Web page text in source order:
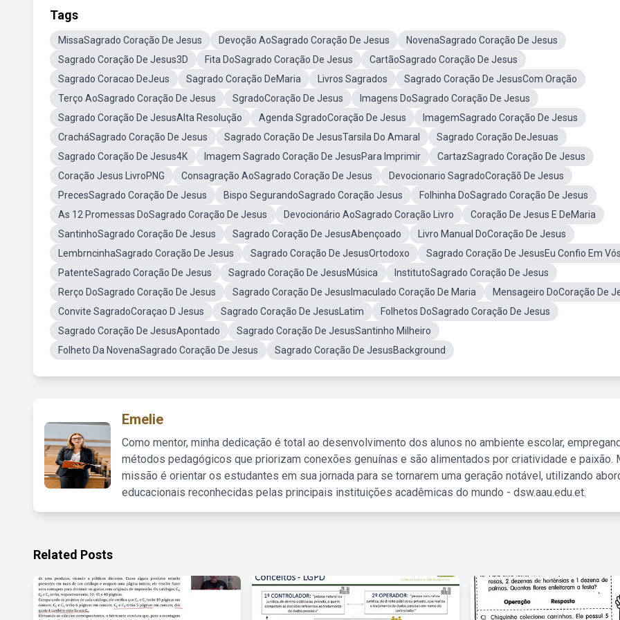
Tags
MissaSagrado Coração De Jesus Devoção AoSagrado Coração De Jesus
NovenaSagrado Coração De Jesus
Sagrado Coração De Jesus3D
Fita DoSagrado Coração De Jesus
CartãoSagrado Coração De Jesus
Sagrado Coracao DeJeus
Sagrado Coração DeMaria Livros Sagrados
Sagrado Coração De JesusCom Oração
Terço AoSagrado Coração De Jesus
SgradoCoração De Jesus
Imagens DoSagrado Coração De Jesus
Sagrado Coração De JesusAlta Resolução
Agenda SgradoCoração De Jesus
ImagemSagrado Coração De Jesus
CracháSagrado Coração De Jesus
Sagrado Coração De JesusTarsila Do Amaral
Sagrado Coração DeJesuas
Sagrado Coração De Jesus4K
Imagem Sagrado Coração De JesusPara Imprimir
CartazSagrado Coração De Jesus
Coração Jesus LivroPNG
Consagração AoSagrado Coração De Jesus
Devocionario SagradoCoraçãõ De Jesus
PrecesSagrado Coração De Jesus
Bispo SegurandoSagrado Coração Jesus
Folhinha DoSagrado Coração De Jesus
As 12 Promessas DoSagrado Coração De Jesus
Devocionário AoSagrado Coração Livro
Coração De Jesus E DeMaria
SantinhoSagrado Coração De Jesus
Sagrado Coração De JesusAbençoado
Livro Manual DoCoração De Jesus
LembrncinhaSagrado Coração De Jesus
Sagrado Coração De JesusOrtodoxo
Sagrado Coração De JesusEu Confio Em Vós
PatenteSagrado Coração De Jesus
Sagrado Coração De JesusMúsica
InstitutoSagrado Coração De Jesus
Rerço DoSagrado Coração De Jesus
Sagrado Coração De JesusImaculado Coração De Maria
Mensageiro DoCoração De
Convite SagradoCoraçao D Jesus
Sagrado Coração De JesusLatim
Folhetos DoSagrado Coração De Jesus
Sagrado Coração De JesusApontado
Sagrado Coração De JesusSantinho Milheiro
Folheto Da NovenaSagrado Coração De Jesus
Sagrado Coração De JesusBackground
Emelie
Como mentor, minha dedicação é total ao desenvolvimento dos alunos no ambiente escolar,
métodos pedagógicos que priorizam conexões genuínas e são alimentados por criatividade e paixão.
missão é orientar os estudantes em sua jornada para se tornarem uma geração notável, utilizando
educacionais reconhecidas pelas principais instituições acadêmicas do mundo - dsw.aau.edu.et.
Related Posts